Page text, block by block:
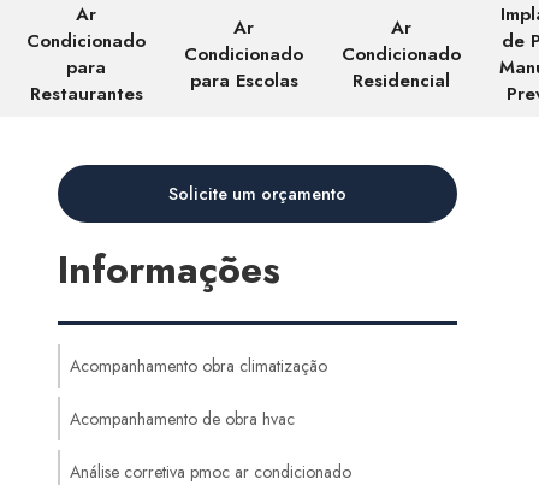
Ar
Condicionado
para
Restaurantes
Ar
Condicionado
para Escolas
Ar
Condicionado
Residencial
de
Solicite um orçamento
Informações
Acompanhamento obra climatização
Acompanhamento de obra hvac
Análise corretiva pmoc ar condicionado